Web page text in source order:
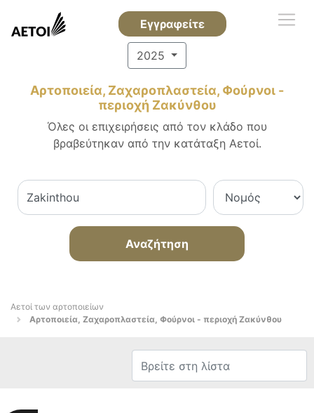
Εγγραφείτε
2025
Αρτοποιεία, Ζαχαροπλαστεία, Φούρνοι -
περιοχή Ζακύνθου
Όλες οι επιχειρήσεις από τον κλάδο που
βραβεύτηκαν από την κατάταξη Αετοί.
Αναζήτηση
Αετοί των αρτοποιείων
Αρτοποιεία, Ζαχαροπλαστεία, Φούρνοι - περιοχή Ζακύνθου